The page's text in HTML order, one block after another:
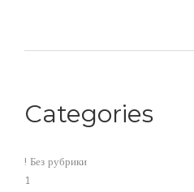
Categories
! Без рубрики
1